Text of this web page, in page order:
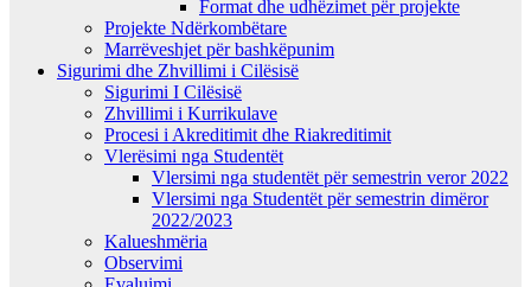
Format dhe udhëzimet për projekte
Projekte Ndërkombëtare
Marrëveshjet për bashkëpunim
Sigurimi dhe Zhvillimi i Cilësisë
Sigurimi I Cilësisë
Zhvillimi i Kurrikulave
Procesi i Akreditimit dhe Riakreditimit
Vlerësimi nga Studentët
Vlersimi nga studentët për semestrin veror 2022
Vlersimi nga Studentët për semestrin dimëror
2022/2023
Kalueshmëria
Observimi